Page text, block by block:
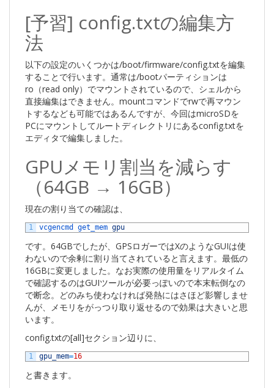
[予習] config.txtの編集方
法
以下の設定のいくつかは/boot/firmware/config.txtを編集
することで行います。通常は/bootパーティションは
ro（read only）でマウントされているので、シェルから
直接編集はできません。mountコマンドでrwで再マウン
トするなども可能ではあるんですが、今回はmicroSDを
PCにマウントしてルートディレクトリにあるconfig.txtを
エディタで編集しました。
GPUメモリ割当を減らす
（64GB → 16GB）
現在の割り当ての確認は、
1 vcgencmd get_mem gpu
です。64GBでしたが、GPSロガーではXのようなGUIは使
わないので余剰に割り当てされていると言えます。最低の
16GBに変更しました。なお実際の使用量をリアルタイム
で確認するのはGUIツールが必要っぽいので本末転倒なの
で断念。どのみち使わなければ発熱にはさほど影響しませ
んが、メモリをがっつり取り返せるので効果は大きいと思
います。
config.txtの[all]セクション辺りに、
1 gpu_mem=16
と書きます。